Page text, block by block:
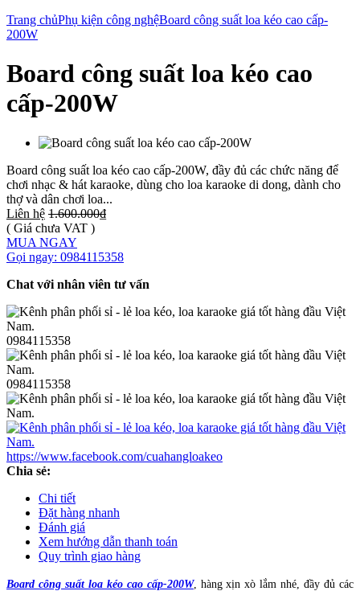
Trang chủPhụ kiện công nghệBoard công suất loa kéo cao cấp-
200W
Board công suất loa kéo cao
cấp-200W
Board công suất loa kéo cao cấp-200W, đầy đủ các chức năng để
chơi nhạc & hát karaoke, dùng cho loa karaoke di dong, dành cho
thợ và dân chơi loa...
Liên hệ 1.600.000₫
( Giá chưa VAT )
MUA NGAY
Gọi ngay: 0984115358
Chat với nhân viên tư vấn
0984115358
0984115358
https://www.facebook.com/cuahangloakeo
Chia sẻ:
Chi tiết
Đặt hàng nhanh
Đánh giá
Xem hướng dẫn thanh toán
Quy trình giao hàng
Board công suất loa kéo cao cấp-200W, hàng xịn xò lắm nhé, đầy đủ các